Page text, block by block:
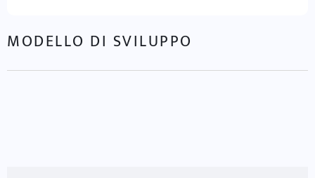
MODELLO DI SVILUPPO